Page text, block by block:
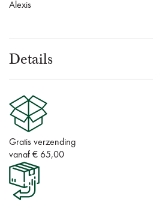
Alexis
Details
Gratis verzending
vanaf € 65,00